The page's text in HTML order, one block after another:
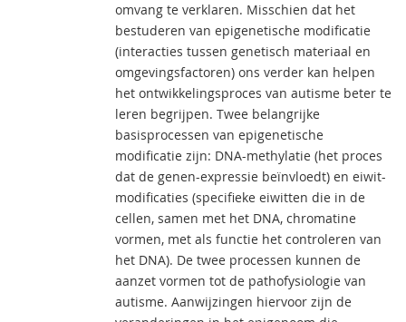
omvang te verklaren. Misschien dat het
bestuderen van epigenetische modificatie
(interacties tussen genetisch materiaal en
omgevingsfactoren) ons verder kan helpen
het ontwikkelingsproces van autisme beter te
leren begrijpen. Twee belangrijke
basisprocessen van epigenetische
modificatie zijn: DNA-methylatie (het proces
dat de genen-expressie beïnvloedt) en eiwit-
modificaties (specifieke eiwitten die in de
cellen, samen met het DNA, chromatine
vormen, met als functie het controleren van
het DNA). De twee processen kunnen de
aanzet vormen tot de pathofysiologie van
autisme. Aanwijzingen hiervoor zijn de